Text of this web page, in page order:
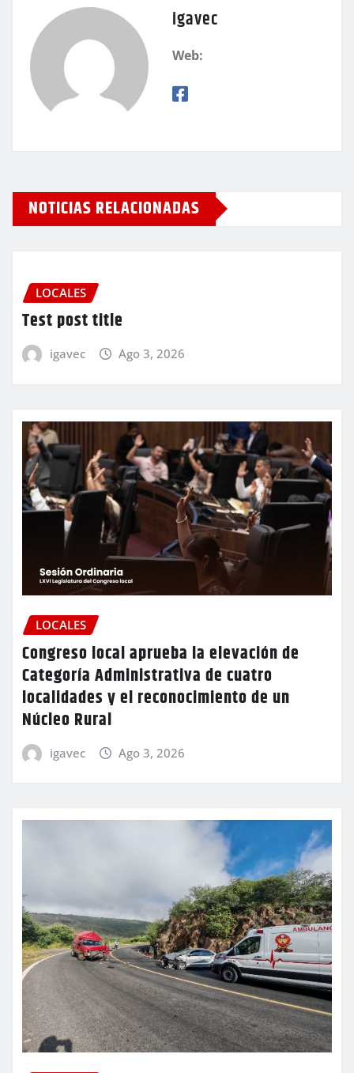
igavec
Web:
NOTICIAS RELACIONADAS
LOCALES
Test post title
igavec Ago 3, 2026
LOCALES
Congreso local aprueba la elevación de
Categoría Administrativa de cuatro
localidades y el reconocimiento de un
Núcleo Rural
igavec Ago 3, 2026